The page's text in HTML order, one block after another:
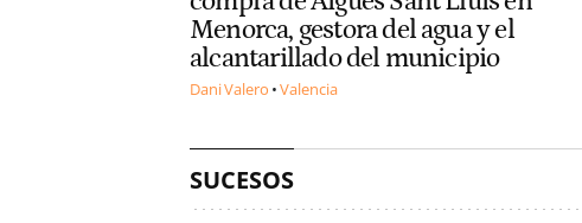
Menorca, gestora del agua y el
alcantarillado del municipio
Dani Valero Valencia
SUCESOS